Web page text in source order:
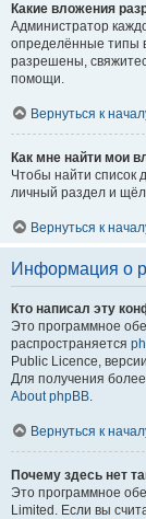
Какие вложения
Администратор
определённые типы
разрешены,
помощи.
Вернуться к
Как мне найти мои
Чтобы найти список
личный раздел и
Вернуться к
Информация о
Кто написал эту
Это программное
распространяется
Public Licence,
Для получения
About phpBB.
Вернуться к
Почему здесь нет
Это программное
Limited. Если вы